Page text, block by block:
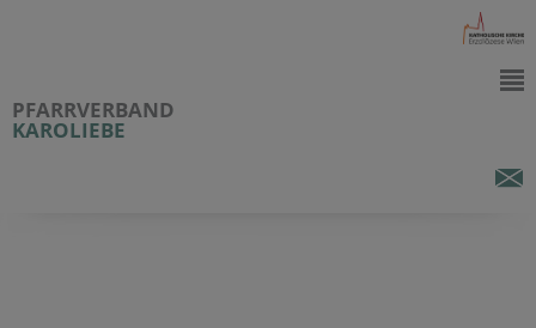
PFARRVERBAND
KAROLIEBE